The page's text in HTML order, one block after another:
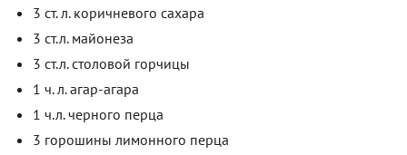
3 ст. л. коричневого сахара
3 ст.л. майонеза
3 ст.л. столовой горчицы
1 ч. л. агар-агара
1 ч.л. черного перца
3 горошины лимонного перца